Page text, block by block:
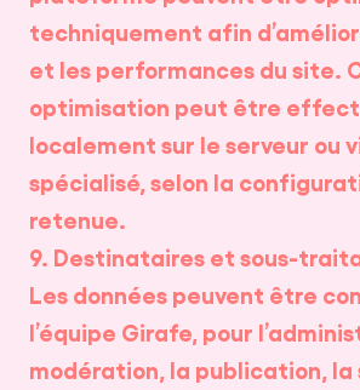
techniquement afin
et les performances du site.
optimisation peut être
localement sur le serveur ou
spécialisé, selon la
retenue.
9. Destinataires et sous-
Les données peuvent être
l’équipe Girafe, pour
modération, la publication,